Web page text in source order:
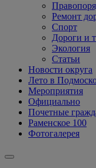
Ремонт
Спорт
Дороги и
Экология
Статьи
Новости округа
Лето в
Мероприятия
Официально
Почетные
Раменское 100
Фотогалерея